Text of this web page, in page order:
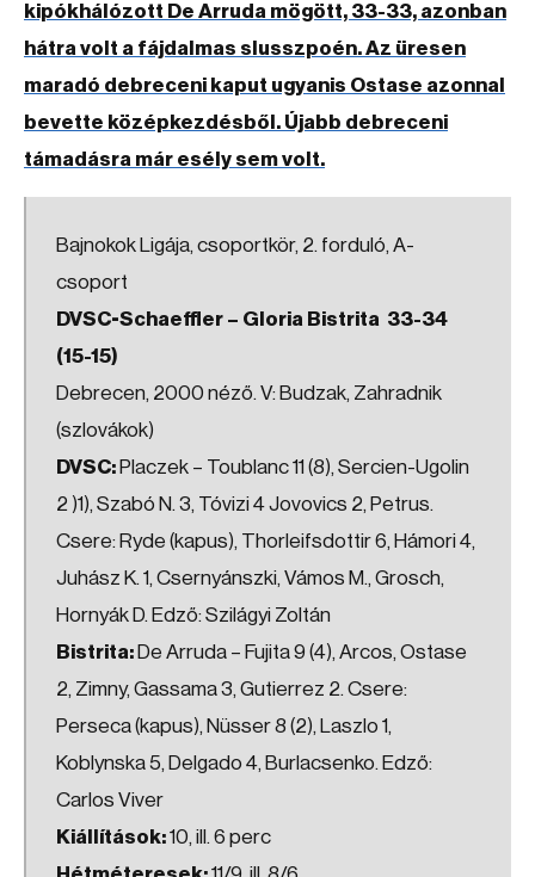
kipókhálózott De Arruda mögött, 33-33, azonban
hátra volt a fájdalmas slusszpoén. Az üresen
maradó debreceni kaput ugyanis Ostase azonnal
bevette középkezdésből. Újabb debreceni
támadásra már esély sem volt.
Bajnokok Ligája, csoportkör, 2. forduló, A-
csoport
DVSC-Schaeffler – Gloria Bistrita 33-34
(15-15)
Debrecen, 2000 néző. V: Budzak, Zahradnik
(szlovákok)
DVSC: Placzek – Toublanc 11 (8), Sercien-Ugolin
2 )1), Szabó N. 3, Tóvizi 4 Jovovics 2, Petrus.
Csere: Ryde (kapus), Thorleifsdottir 6, Hámori 4,
Juhász K. 1, Csernyánszki, Vámos M., Grosch,
Hornyák D. Edző: Szilágyi Zoltán
Bistrita: De Arruda – Fujita 9 (4), Arcos, Ostase
2, Zimny, Gassama 3, Gutierrez 2. Csere:
Perseca (kapus), Nüsser 8 (2), Laszlo 1,
Koblynska 5, Delgado 4, Burlacsenko. Edző:
Carlos Viver
Kiállítások:10, ill. 6 perc